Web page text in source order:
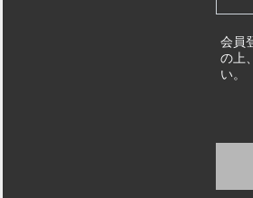
会員
の上
い。